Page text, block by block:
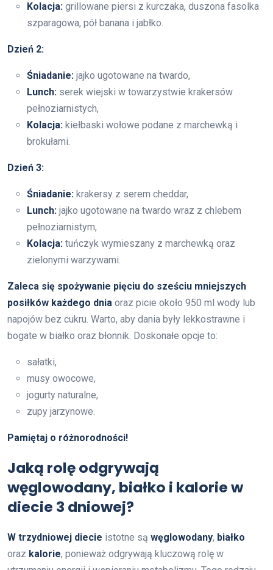
Kolacja: grillowane piersi z kurczaka, duszona fasolka
szparagowa, pół banana i jabłko.
Dzień 2:
Śniadanie: jajko ugotowane na twardo,
Lunch: serek wiejski w towarzystwie krakersów
pełnoziarnistych,
Kolacja: kiełbaski wołowe podane z marchewką i
brokułami.
Dzień 3:
Śniadanie: krakersy z serem cheddar,
Lunch: jajko ugotowane na twardo wraz z chlebem
pełnoziarnistym,
Kolacja: tuńczyk wymieszany z marchewką oraz
zielonymi warzywami.
Zaleca się spożywanie pięciu do sześciu mniejszych
posiłków każdego dnia oraz picie około 950 ml wody lub
napojów bez cukru. Warto, aby dania były lekkostrawne i
bogate w białko oraz błonnik. Doskonałe opcje to:
sałatki,
musy owocowe,
jogurty naturalne,
zupy jarzynowe.
Pamiętaj o różnorodności!
Jaką rolę odgrywają
węglowodany, białko i kalorie w
diecie 3 dniowej?
W trzydniowej diecie istotne są węglowodany, białko
oraz kalorie, ponieważ odgrywają kluczową rolę w